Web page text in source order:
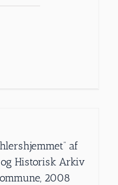
af
Historisk Arkiv
2008